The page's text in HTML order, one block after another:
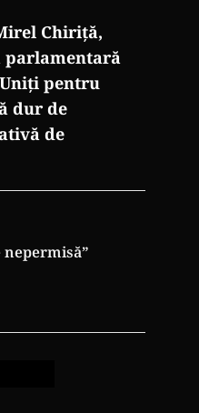
Chiriță,
parlamentară
pentru
dur de
de